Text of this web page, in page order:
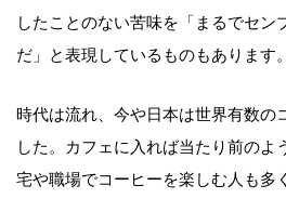
したことのない苦味を「まるでセン
だ」と表現しているものもあります。
時代は流れ、今や日本は世界有数の
した。カフェに入れば当たり前のよ
宅や職場でコーヒーを楽しむ人も多